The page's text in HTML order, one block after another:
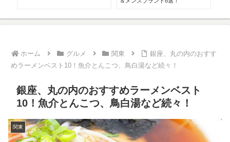
ホーム グルメ 関東
銀座、丸の内のおすす
めラーメンベスト10！魚介とんこつ、鳥白湯など続々！
銀座、丸の内のおすすめラーメンベスト
10！魚介とんこつ、鳥白湯など続々！
関東